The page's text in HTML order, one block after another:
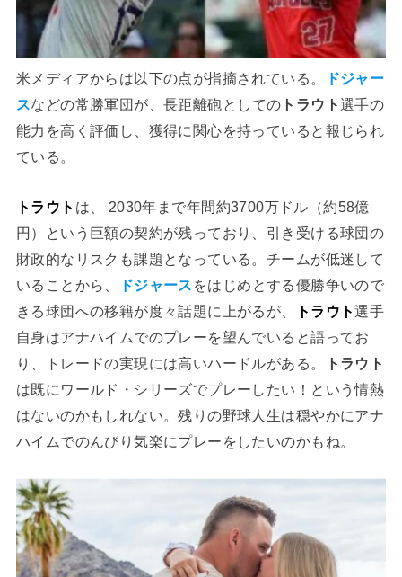
米メディアからは以下の点が指摘されている。
ドジャー
スなどの常勝軍団が、長距離砲としての トラウト選手の
能力を高く評価し、獲得に関心を持っていると報じられ
ている。
トラウト は、 2030年まで年間約3700万ドル（約58億
円）という巨額の契約が残っており、引き受ける球団の
財政的なリスクも課題となっている。チームが低迷して
いることから、
ドジャース をはじめとする優勝争いので
きる球団への移籍が度々話題に上がるが、
トラウト選手
自身はアナハイムでのプレーを望んでいると語ってお
り、トレードの実現には高いハードルがある。
トラウト
は既にワールド・シリーズでプレーしたい！という情熱
はないのかもしれない。残りの野球人生は穏やかにアナ
ハイムでのんびり気楽にプレーをしたいのかもね。